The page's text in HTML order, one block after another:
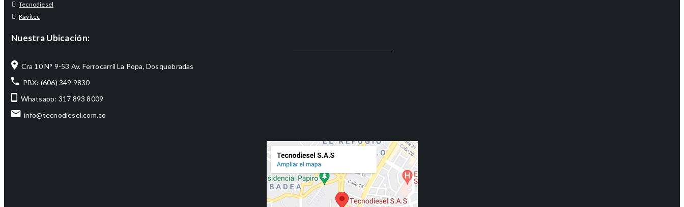
Tecnodiesel
Kavitec
Nuestra Ubicación:
Cra 10 N° 9-53 Av. Ferrocarril La Popa, Dosquebradas
PBX: (606) 349 9830
Whatsapp: 317 893 8009
info@tecnodiesel.com.co